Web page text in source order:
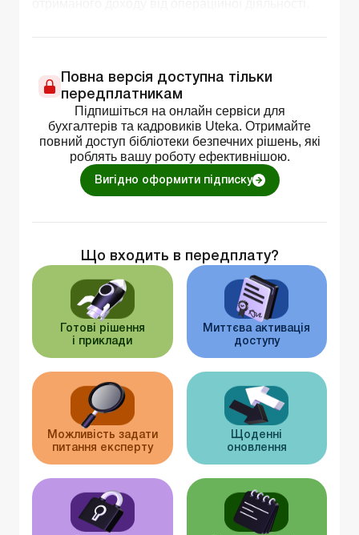
Повна версія доступна тільки
передплатникам
Підпишіться на онлайн сервіси для
бухгалтерів та кадровиків Uteka. Отримайте
повний доступ бібліотеки безпечних рішень, які
роблять вашу роботу ефективнішою.
Вигідно оформити підписку
Що входить в передплату?
Готові рішення
і приклади
Миттєва активація
доступу
Можливість задати
питання експерту
Щоденні
оновлення